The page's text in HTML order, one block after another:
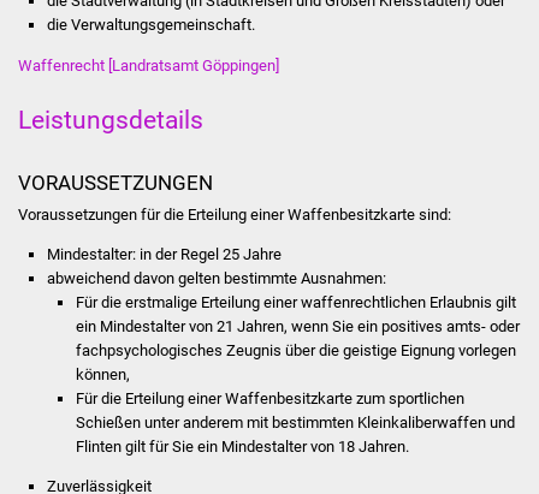
Kinder- und
Familienzentrum
Stadtwerke
Suenergie
die Verwaltungsgemeinschaft.
Waffenrecht [Landratsamt Göppingen]
Leistungsdetails
VORAUSSETZUNGEN
Voraussetzungen für die Erteilung einer Waffenbesitzkarte sind:
Mindestalter: in der Regel 25 Jahre
abweichend davon gelten bestimmte Ausnahmen:
Für die erstmalige Erteilung einer waffenrechtlichen Erlaubnis gilt
ein Mindestalter von 21 Jahren, wenn Sie ein positives amts- oder
fachpsychologisches Zeugnis über die geistige Eignung vorlegen
können,
Für die Erteilung einer Waffenbesitzkarte zum sportlichen
Schießen unter anderem mit bestimmten Kleinkaliberwaffen und
Flinten gilt für Sie ein Mindestalter von 18 Jahren.
Zuverlässigkeit